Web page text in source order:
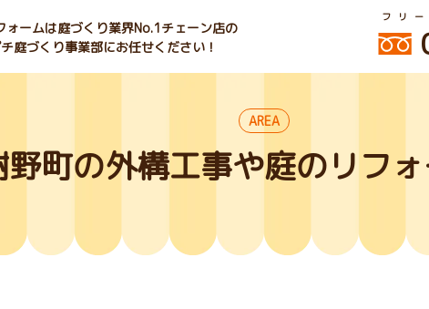
ォームは庭づくり業界No.1チェーン店の
庭づくり事業部にお任せください！
フリ
AREA
町の外構工事や庭のリフ